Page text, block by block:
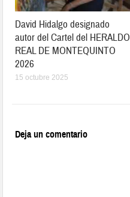
David Hidalgo designado
autor del Cartel del HERALDO
REAL DE MONTEQUINTO
2026
15 octubre 2025
Deja un comentario